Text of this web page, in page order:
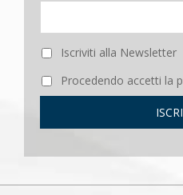
Iscriviti alla Newsletter
Procedendo accetti la